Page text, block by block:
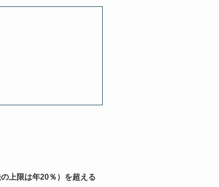
上限は年20％）を超える